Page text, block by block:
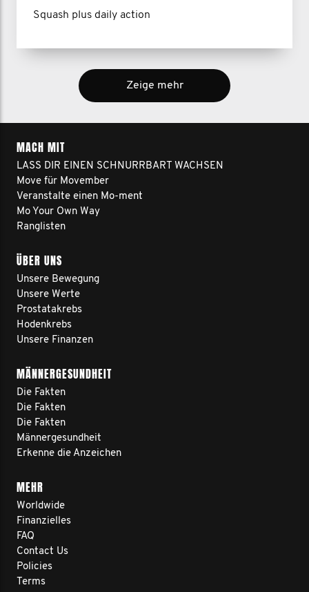
Squash plus daily action
Zeige mehr
MACH MIT
LASS DIR EINEN SCHNURRBART WACHSEN
Move für Movember
Veranstalte einen Mo-ment
Mo Your Own Way
Ranglisten
ÜBER UNS
Unsere Bewegung
Unsere Werte
Prostatakrebs
Hodenkrebs
Unsere Finanzen
MÄNNERGESUNDHEIT
Die Fakten
Die Fakten
Die Fakten
Männergesundheit
Erkenne die Anzeichen
MEHR
Worldwide
Finanzielles
FAQ
Contact Us
Policies
Terms